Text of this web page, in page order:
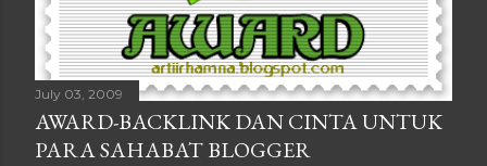
July 03, 2009
AWARD-BACKLINK DAN CINTA UNTUK
PARA SAHABAT BLOGGER